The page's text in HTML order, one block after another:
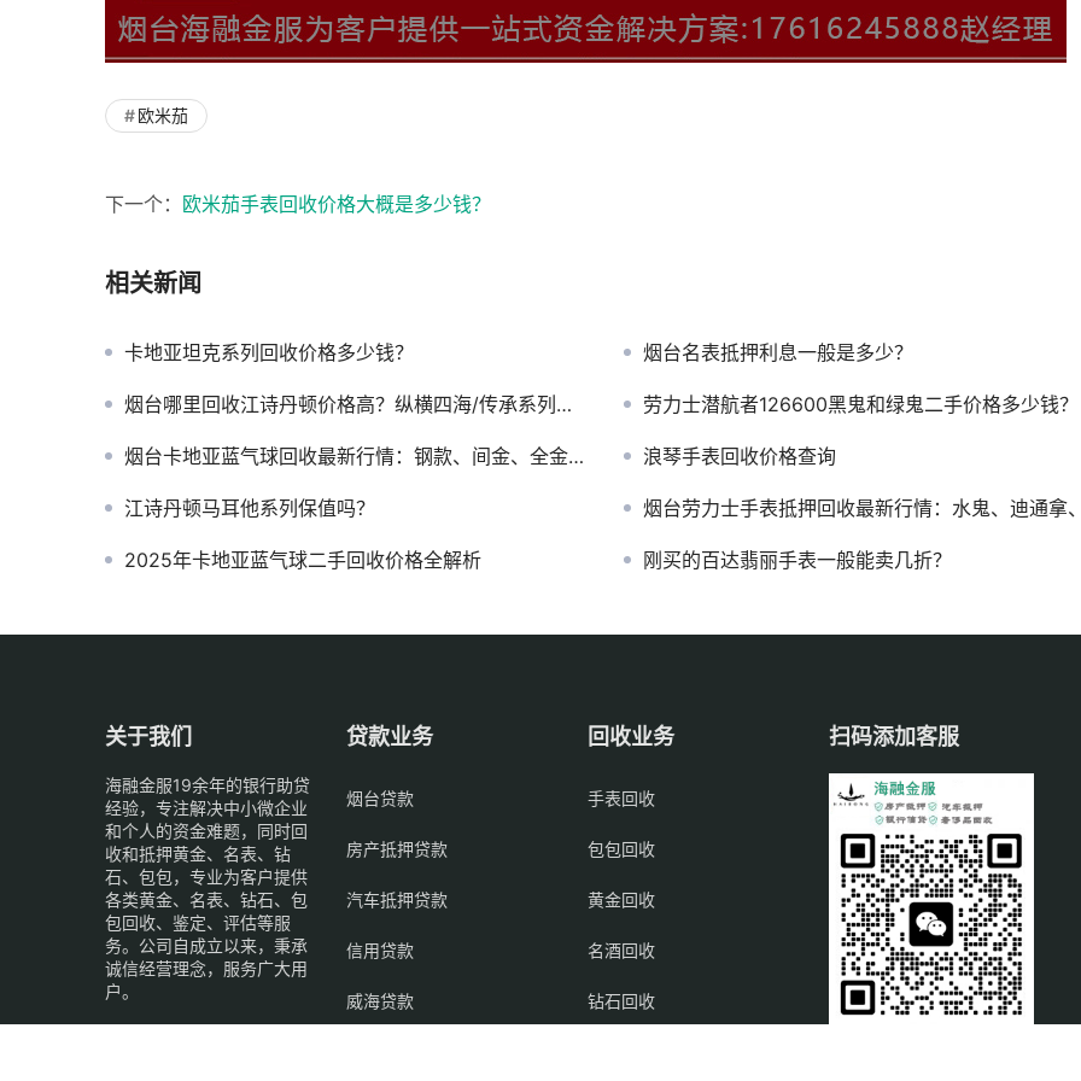
欧米茄
下一个： 欧米茄手表回收价格大概是多少钱？
相关新闻
卡地亚坦克系列回收价格多少钱？ 烟台名表抵押利息一般是多少？
烟台哪里回收江诗丹顿价格高？纵横四海/传承系列最新行情 劳力士潜航者126600黑鬼和绿鬼二手价格多少钱？
烟台卡地亚蓝气球回收最新行情：钢款、间金、全金款值多少钱？ 浪琴手表回收价格查询
江诗丹顿马耳他系列保值吗？ 烟台劳力士手表抵押回收最新行情：水鬼、迪通拿、日志能值多少钱？
2025年卡地亚蓝气球二手回收价格全解析 刚买的百达翡丽手表一般能卖几折？
关于我们
海融金服19余年的银行助贷
经验，专注解决中小微企业
和个人的资金难题，同时回
收和抵押黄金、名表、钻
石、包包，专业为客户提供
各类黄金、名表、钻石、包
包回收、鉴定、评估等服
务。公司自成立以来，秉承
诚信经营理念，服务广大用
户。
贷款业务
烟台贷款
房产抵押贷款
汽车抵押贷款
信用贷款
威海贷款
回收业务
手表回收
包包回收
黄金回收
名酒回收
钻石回收
扫码添加客服